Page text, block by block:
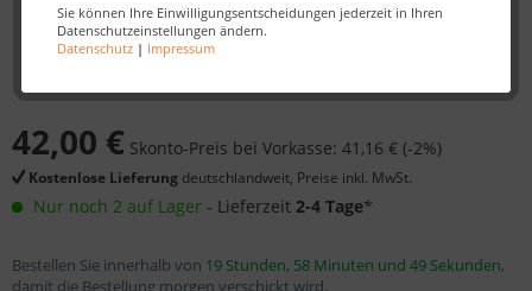
Sie können Ihre Einwilligungsentscheidungen jederzeit in Ihren
Datenschutzeinstellungen ändern.
Datenschutz| Impressum
42,00 € Skonto-Preis bei Vorkasse: 41,16 € (-2%)
Kostenlose Lieferung deutschlandweit, Preise inkl. MwSt.
Nur noch 2 auf Lager - Lieferzeit 2-4 Tage*
Bestellen Sie innerhalb von 19 Stunden, 58 Minuten und 49 Sekunden,
damit die Bestellung morgen verschickt wird.